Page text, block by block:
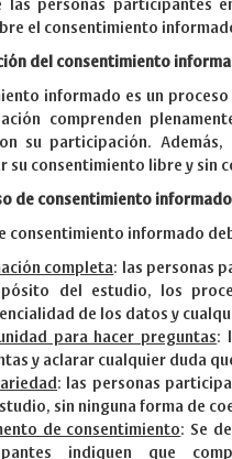
las personas participantes
el consentimiento
del consentimiento
informado es un
comprenden
su participación.
su consentimiento libre y sin
de consentimiento informado
consentimiento informado
completa: las personas
del estudio, los
de los datos y
para hacer preguntas:
y aclarar cualquier duda
: las personas
sin ninguna forma de
de consentimiento: Se
indiquen que